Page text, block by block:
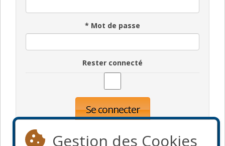
* Mot de passe
Rester connecté
Se connecter
Gestion des Cookies